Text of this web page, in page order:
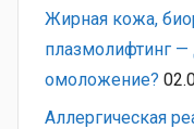
Жирная кожа,
плазмолифтинг —
омоложение?
Аллергическая